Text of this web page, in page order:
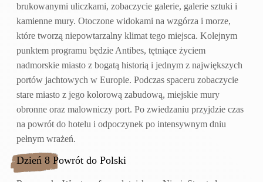
brukowanymi uliczkami, zobaczycie galerie, galerie sztuki i
kamienne mury. Otoczone widokami na wzgórza i morze,
które tworzą niepowtarzalny klimat tego miejsca. Kolejnym
punktem programu będzie Antibes, tętniące życiem
nadmorskie miasto z bogatą historią i jednym z największych
portów jachtowych w Europie. Podczas spaceru zobaczycie
stare miasto z jego kolorową zabudową, miejskie mury
obronne oraz malowniczy port. Po zwiedzaniu przyjdzie czas
na powrót do hotelu i odpoczynek po intensywnym dniu
pełnym wrażeń.
Dzień 8 Powrót do Polski